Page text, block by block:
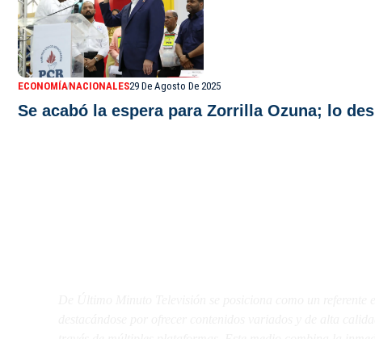
ECONOMÍANACIONALES29 De Agosto De 2025
Se acabó la espera para Zorrilla Ozuna; lo